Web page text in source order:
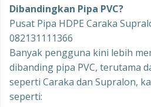
Dibandingkan Pipa PVC?
Pusat Pipa HDPE Caraka
082131111366
Banyak pengguna kini lebih
dibanding pipa PVC, terutama
seperti Caraka dan Supralon,
seperti: